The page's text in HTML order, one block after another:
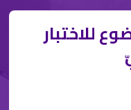
للاختبار